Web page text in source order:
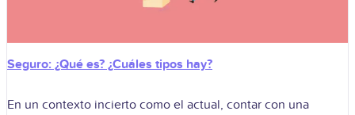
Seguro: ¿Qué es? ¿Cuáles tipos hay?
En un contexto incierto como el actual, contar con una